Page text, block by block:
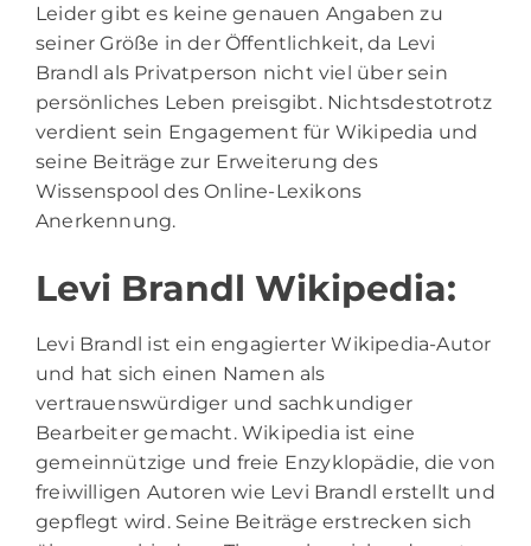
Leider gibt es keine genauen Angaben zu
seiner Größe in der Öffentlichkeit, da Levi
Brandl als Privatperson nicht viel über sein
persönliches Leben preisgibt. Nichtsdestotrotz
verdient sein Engagement für Wikipedia und
seine Beiträge zur Erweiterung des
Wissenspool des Online-Lexikons
Anerkennung.
Levi Brandl Wikipedia:
Levi Brandl ist ein engagierter Wikipedia-Autor
und hat sich einen Namen als
vertrauenswürdiger und sachkundiger
Bearbeiter gemacht. Wikipedia ist eine
gemeinnützige und freie Enzyklopädie, die von
freiwilligen Autoren wie Levi Brandl erstellt und
gepflegt wird. Seine Beiträge erstrecken sich